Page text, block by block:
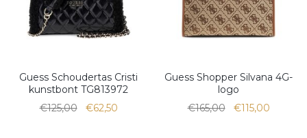
Guess Schoudertas Cristi
kunstbont TG813972
€125,00
€62,50
Guess Shopper Silvana 4G-
logo
€165,00
€115,00